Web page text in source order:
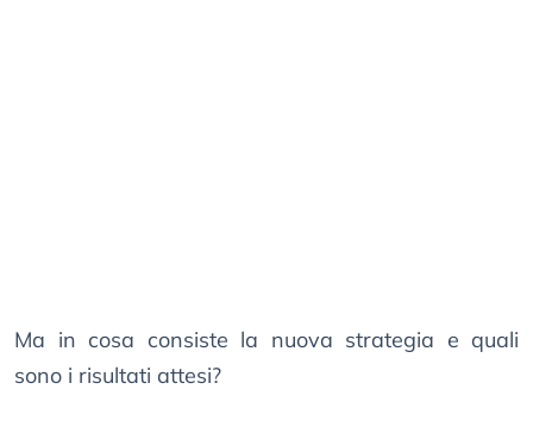
Ma in cosa consiste la nuova strategia e quali
sono i risultati attesi?